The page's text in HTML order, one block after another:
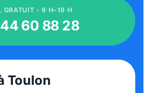
GRATUIT - 9 H–19 H
60 88 28
Toulon